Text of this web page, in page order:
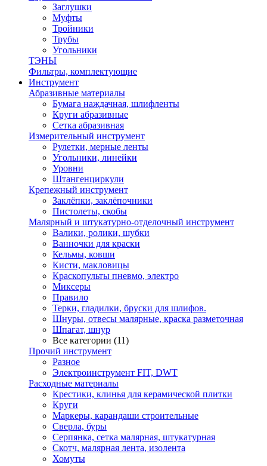
Заглушки
Муфты
Тройники
Трубы
Угольники
ТЭНЫ
Фильтры, комплектующие
Инструмент
Абразивные материалы
Бумага наждачная, шлифленты
Круги абразивные
Сетка абразивная
Измерительный инструмент
Рулетки, мерные ленты
Угольники, линейки
Уровни
Штангенциркули
Крепежный инструмент
Заклёпки, заклёпочники
Пистолеты, скобы
Малярный и штукатурно-отделочный инструмент
Валики, ролики, шубки
Ванночки для краски
Кельмы, ковши
Кисти, макловицы
Краскопульты пневмо, электро
Миксеры
Правило
Терки, гладилки, бруски для шлифов.
Шнуры, отвесы малярные, краска разметочная
Шпагат, шнур
Все категории (11)
Прочий инструмент
Разное
Электроинструмент FIT, DWT
Расходные материалы
Крестики, клинья для керамической плитки
Круги
Маркеры, карандаши строительные
Сверла, буры
Серпянка, сетка малярная, штукатурная
Скотч, малярная лента, изолента
Хомуты